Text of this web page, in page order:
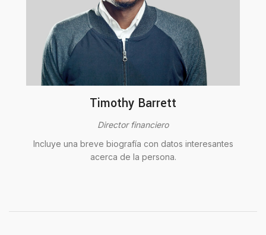
Timothy Barrett
Director financiero
Incluye una breve biografía con datos interesantes
acerca de la persona.